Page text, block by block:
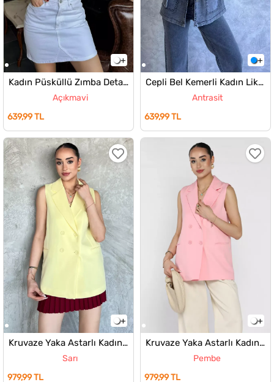
Kadın Püsküllü Zımba Detaylı Kot Jean Yelek
Açıkmavi
639,99 TL
Cepli Bel Kemerli Kadın Likralı Jean Kot Yelek
Antrasit
639,99 TL
Kruvaze Yaka Astarlı Kadın Yelek
Sarı
979,99 TL
Kruvaze Yaka Astarlı Kadın Yelek
Pembe
979,99 TL